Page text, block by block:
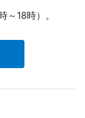
18時）。